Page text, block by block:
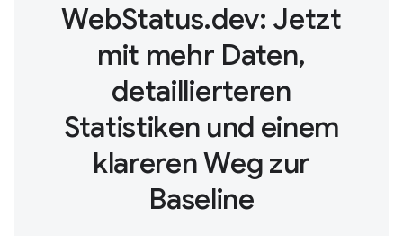
WebStatus.dev: Jetzt
mit mehr Daten,
detaillierteren
Statistiken und einem
klareren Weg zur
Baseline